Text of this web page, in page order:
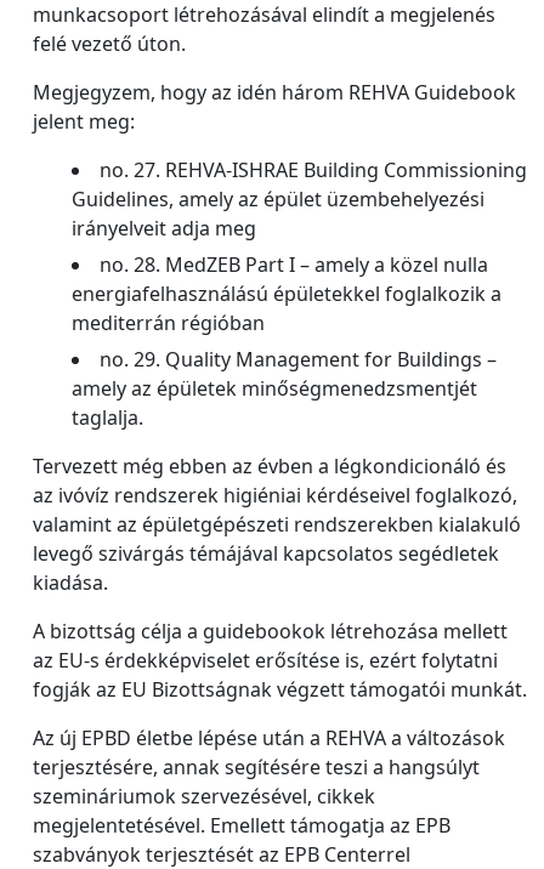
munkacsoport létrehozásával elindít a megjelenés
felé vezető úton.
Megjegyzem, hogy az idén három REHVA Guidebook
jelent meg:
no. 27. REHVA-ISHRAE Building Commissioning
Guidelines, amely az épület üzembehelyezési
irányelveit adja meg
no. 28. MedZEB Part I – amely a közel nulla
energiafelhasználású épületekkel foglalkozik a
mediterrán régióban
no. 29. Quality Management for Buildings –
amely az épületek minőségmenedzsmentjét
taglalja.
Tervezett még ebben az évben a légkondicionáló és
az ivóvíz rendszerek higiéniai kérdéseivel foglalkozó,
valamint az épületgépészeti rendszerekben kialakuló
levegő szivárgás témájával kapcsolatos segédletek
kiadása.
A bizottság célja a guidebookok létrehozása mellett
az EU-s érdekképviselet erősítése is, ezért folytatni
fogják az EU Bizottságnak végzett támogatói munkát.
Az új EPBD életbe lépése után a REHVA a változások
terjesztésére, annak segítésére teszi a hangsúlyt
szemináriumok szervezésével, cikkek
megjelentetésével. Emellett támogatja az EPB
szabványok terjesztését az EPB Centerrel